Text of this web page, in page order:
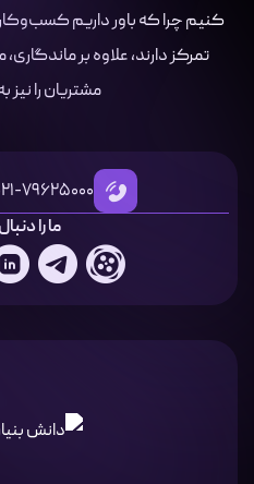
کنیم چرا که باور داریم
تمرکز دارند، علاوه بر
مشتریان را نیز
79625000
ما را